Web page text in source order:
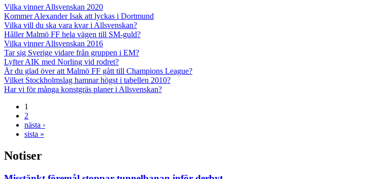
Vilka vinner Allsvenskan 2020
Kommer Alexander Isak att lyckas i Dortmund
Vilka vill du ska vara kvar i Allsvenskan?
Håller Malmö FF hela vägen till SM-guld?
Vilka vinner Allsvenskan 2016
Tar sig Sverige vidare från gruppen i EM?
Lyfter AIK med Norling vid rodret?
Är du glad över att Malmö FF gått till Champions League?
Vilket Stockholmslag hamnar högst i tabellen 2010?
Har vi för många konstgräs planer i Allsvenskan?
1
2
nästa ›
sista »
Notiser